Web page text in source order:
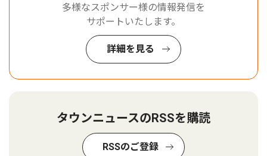
多様なスポンサー様の情報発信を
サポートいたします。
詳細を見る
タウンニュースのRSSを購読
RSSのご登録